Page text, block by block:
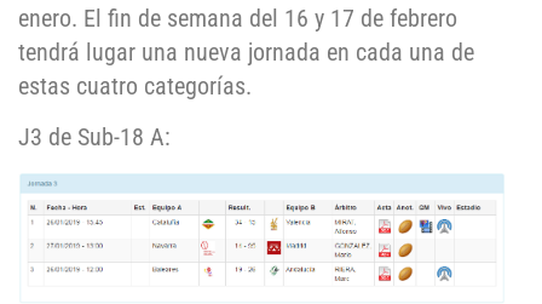
enero. El fin de semana del 16 y 17 de febrero
tendrá lugar una nueva jornada en cada una de
estas cuatro categorías.
J3 de Sub-18 A: